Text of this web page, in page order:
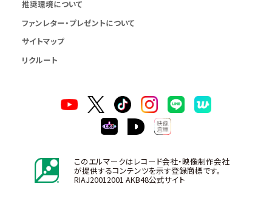
推奨環境について
ファンレター・プレゼントについて
サイトマップ
リクルート
このエルマークはレコード会社・映像制作会社
が提供するコンテンツを示す登録商標です。
RIAJ20012001 AKB48公式サイト